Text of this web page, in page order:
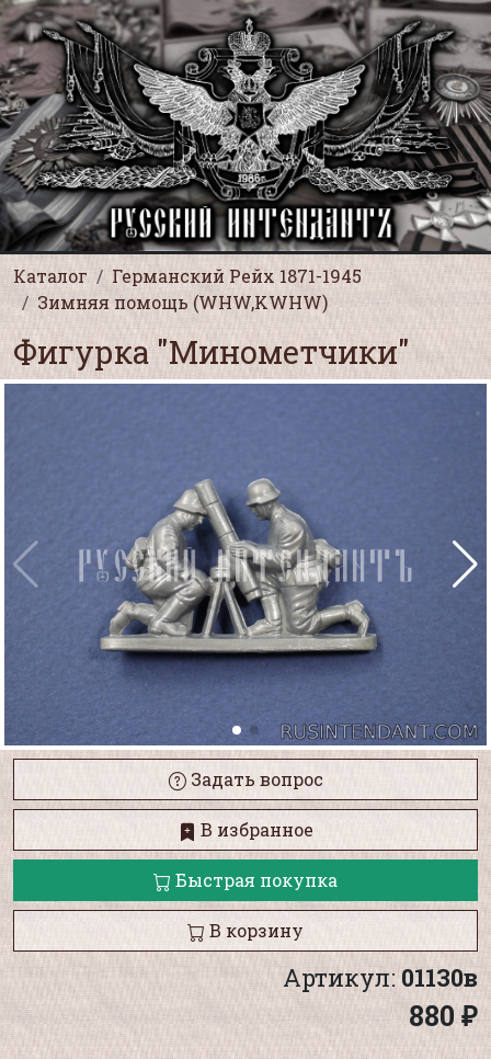
Каталог
Германский Рейх 1871-1945
Зимняя помощь (WHW,KWHW)
Фигурка "Минометчики"
Задать вопрос
В избранное
Быстрая покупка
В корзину
Артикул:01130в
880 ₽